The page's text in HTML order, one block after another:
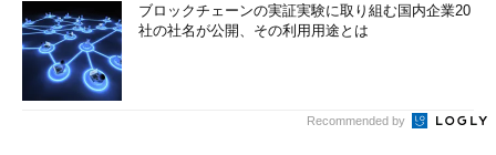
ブロックチェーンの実証実験に取り組む国内企業20
社の社名が公開、その利用用途とは
Recommended by